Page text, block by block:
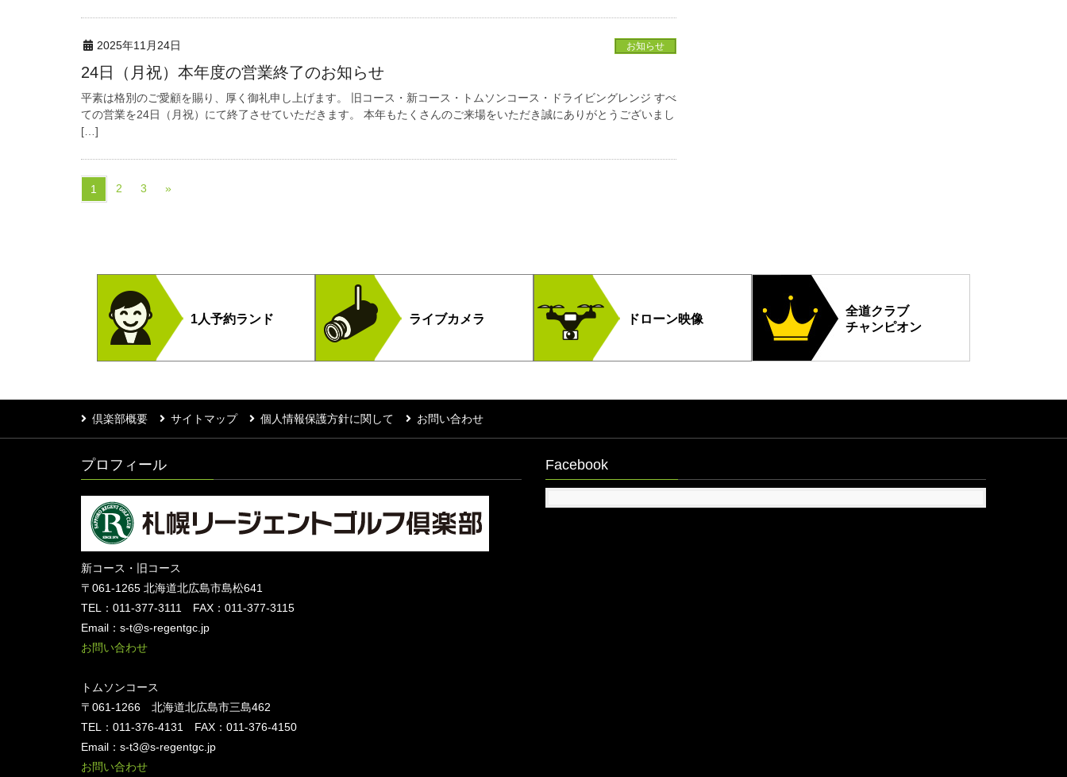
2025年11月24日 お知らせ
24日（月祝）本年度の営業終了のお知らせ
平素は格別のご愛顧を賜り、厚く御礼申し上げます。 旧コース・新コース・トムソンコース・ドライビングレンジ すべ
ての営業を24日（月祝）にて終了させていただきます。 本年もたくさんのご来場をいただき誠にありがとうございまし
[…]
1 2 3 »
1人予約ランド ライブカメラ ドローン映像
全道クラブ
チャンピオン
倶楽部概要 サイトマップ 個人情報保護方針に関して お問い合わせ
プロフィール
新コース・旧コース
〒061-1265 北海道北広島市島松641
TEL：011-377-3111 FAX：011-377-3115
Email：s-t@s-regentgc.jp
お問い合わせ
トムソンコース
〒061-1266 北海道北広島市三島462
TEL：011-376-4131 FAX：011-376-4150
Email：s-t3@s-regentgc.jp
お問い合わせ
Facebook